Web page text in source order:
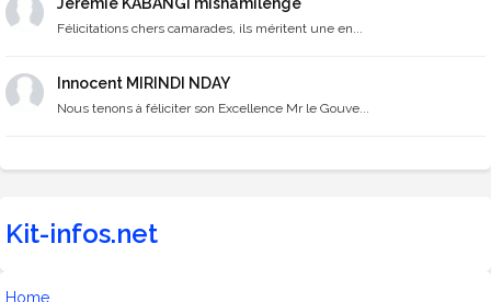
Félicitations chers camarades, ils méritent une en...
Innocent MIRINDI NDAY
Nous tenons à féliciter son Excellence Mr le Gouve...
Kit-infos.net
Home